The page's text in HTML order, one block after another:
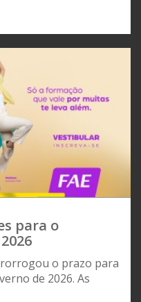
para o
o prazo para
de 2026. As